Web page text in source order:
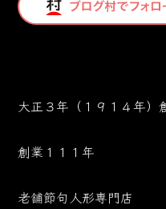
大正３年（１９１４年）
創業１１１年
老舗節句人形専門店